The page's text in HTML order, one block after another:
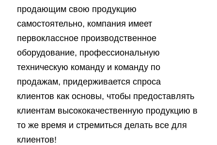
продающим свою продукцию
самостоятельно, компания имеет
первоклассное производственное
оборудование, профессиональную
техническую команду и команду по
продажам, придерживается спроса
клиентов как основы, чтобы предоставлять
клиентам высококачественную продукцию в
то же время и стремиться делать все для
клиентов!